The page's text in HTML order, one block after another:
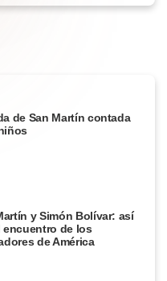
de San Martín contada
y Simón Bolívar: así
encuentro de los
de América